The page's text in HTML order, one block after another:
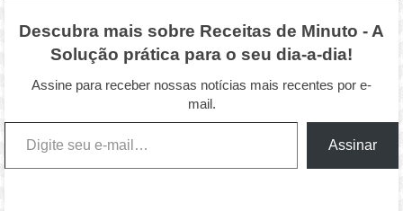
Descubra mais sobre Receitas de Minuto - A
Solução prática para o seu dia-a-dia!
Assine para receber nossas notícias mais recentes por e-
mail.
Digite seu e-mail…
Assinar